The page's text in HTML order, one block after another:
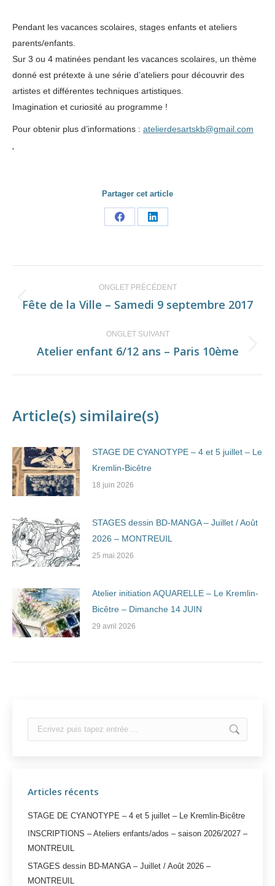
Pendant les vacances scolaires, stages enfants et ateliers
parents/enfants.
Sur 3 ou 4 matinées pendant les vacances scolaires, un thème
donné est prétexte à une série d’ateliers pour découvrir des
artistes et différentes techniques artistiques.
Imagination et curiosité au programme !
Pour obtenir plus d’informations : atelierdesartskb@gmail.com
'
Partager cet article
Share
Share
Navigation
de
commentaire
ONGLET PRÉCÉDENT
Onglet
Fête de la Ville – Samedi 9 septembre 2017
ONGLET SUIVANT
Onglet
Atelier enfant 6/12 ans – Paris 10ème
Article(s) similaire(s)
STAGE DE CYANOTYPE – 4 et 5 juillet – Le
Kremlin-Bicêtre
18 juin 2026
STAGES dessin BD-MANGA – Juillet / Août
2026 – MONTREUIL
25 mai 2026
Atelier initiation AQUARELLE – Le Kremlin-
Bicêtre – Dimanche 14 JUIN
29 avril 2026
Search:
Articles récents
STAGE DE CYANOTYPE – 4 et 5 juillet – Le Kremlin-Bicêtre
INSCRIPTIONS – Ateliers enfants/ados – saison 2026/2027 –
MONTREUIL
STAGES dessin BD-MANGA – Juillet / Août 2026 –
MONTREUIL